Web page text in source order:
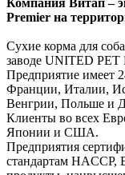
Компания Витап –
Premier на
Сухие корма для
заводе UNITED PET
Предприятие имеет
Франции, Италии,
Венгрии, Польше и
Клиенты во всех
Японии и США.
Предприятия
стандартам HACCP,